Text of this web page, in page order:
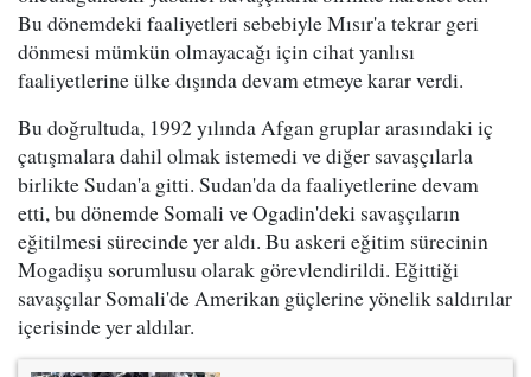
Bu dönemdeki faaliyetleri sebebiyle Mısır'a tekrar geri
dönmesi mümkün olmayacağı için cihat yanlısı
faaliyetlerine ülke dışında devam etmeye karar verdi.
Bu doğrultuda, 1992 yılında Afgan gruplar arasındaki iç
çatışmalara dahil olmak istemedi ve diğer savaşçılarla
birlikte Sudan'a gitti. Sudan'da da faaliyetlerine devam
etti, bu dönemde Somali ve Ogadin'deki savaşçıların
eğitilmesi sürecinde yer aldı. Bu askeri eğitim sürecinin
Mogadişu sorumlusu olarak görevlendirildi. Eğittiği
savaşçılar Somali'de Amerikan güçlerine yönelik saldırılar
içerisinde yer aldılar.